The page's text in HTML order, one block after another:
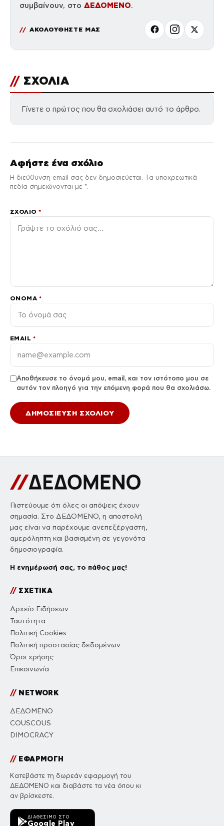
συμβαίνουν, στο ΔΕΔΟΜΕΝΟ.
ΑΚΟΛΟΥΘΗΣΤΕ ΜΑΣ
// ΣΧΟΛΙΑ
Γίνετε ο πρώτος που θα σχολιάσει αυτό το άρθρο.
Αφήστε ένα σχόλιο
Η διεύθυνση email σας δεν δημοσιεύεται. Τα υποχρεωτικά
πεδία σημειώνονται με *.
ΣΧΌΛΙΟ*
ΌΝΟΜΑ *
EMAIL *
Αποθήκευσε το όνομά μου, email, και τον ιστότοπο μου σε
αυτόν τον πλοηγό για την επόμενη φορά που θα σχολιάσω.
Πιστεύουμε ότι όλες οι απόψεις έχουν
σημασία. Στο ΔΕΔΟΜΕΝΟ, η αποστολή
μας είναι να παρέχουμε ανεπεξέργαστη,
αμερόληπτη και βασισμένη σε γεγονότα
δημοσιογραφία.
Η ενημέρωσή σας, το πάθος μας!
//ΣΧΕΤΙΚΑ
Αρχείο Ειδήσεων
Ταυτότητα
Πολιτική Cookies
Πολιτική προστασίας δεδομένων
Όροι χρήσης
Επικοινωνία
//NETWORK
ΔΕΔΟΜΕΝΟ
COUSCOUS
DIMOCRACY
//ΕΦΑΡΜΟΓΗ
Κατεβάστε τη δωρεάν εφαρμογή του
ΔΕΔΟΜΕΝΟ και διαβάστε τα νέα όπου κι
αν βρίσκεστε.
ΔΙΑΘΈΣΙΜΟ ΣΤΟ
Google Play